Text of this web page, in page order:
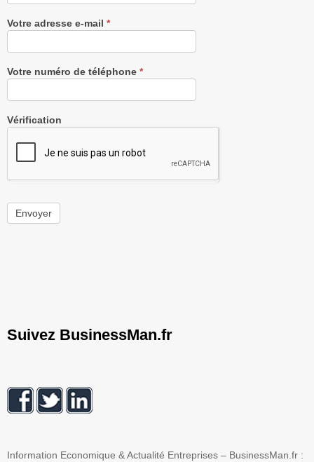
Votre adresse e-mail *
Votre numéro de téléphone *
Vérification
Envoyer
Suivez BusinessMan.fr
Information Economique & Actualité Entreprises – BusinessMan.fr :